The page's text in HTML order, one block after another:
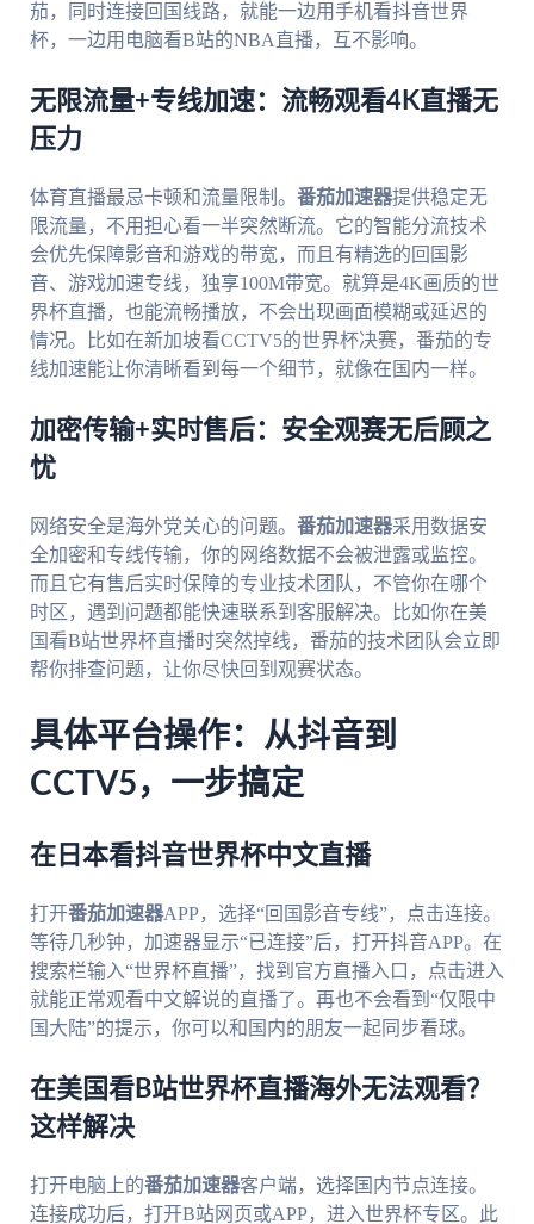
茄，同时连接回国线路，就能一边用手机看抖音世界
杯，一边用电脑看B站的NBA直播，互不影响。
无限流量+专线加速：流畅观看4K直播无
压力
体育直播最忌卡顿和流量限制。 番茄加速器提供稳定无
限流量，不用担心看一半突然断流。它的智能分流技术
会优先保障影音和游戏的带宽，而且有精选的回国影
音、游戏加速专线，独享100M带宽。就算是4K画质的世
界杯直播，也能流畅播放，不会出现画面模糊或延迟的
情况。比如在新加坡看CCTV5的世界杯决赛，番茄的专
线加速能让你清晰看到每一个细节，就像在国内一样。
加密传输+实时售后：安全观赛无后顾之
忧
网络安全是海外党关心的问题。 番茄加速器采用数据安
全加密和专线传输，你的网络数据不会被泄露或监控。
而且它有售后实时保障的专业技术团队，不管你在哪个
时区，遇到问题都能快速联系到客服解决。比如你在美
国看B站世界杯直播时突然掉线，番茄的技术团队会立即
帮你排查问题，让你尽快回到观赛状态。
具体平台操作：从抖音到
CCTV5，一步搞定
在日本看抖音世界杯中文直播
打开番茄加速器APP，选择“回国影音专线”，点击连接。
等待几秒钟，加速器显示“已连接”后，打开抖音APP。在
搜索栏输入“世界杯直播”，找到官方直播入口，点击进入
就能正常观看中文解说的直播了。再也不会看到“仅限中
国大陆”的提示，你可以和国内的朋友一起同步看球。
在美国看B站世界杯直播海外无法观看？
这样解决
打开电脑上的番茄加速器客户端，选择国内节点连接。
连接成功后，打开B站网页或APP，进入世界杯专区。此